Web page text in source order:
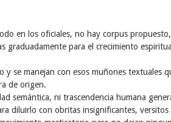
en los oficiales, no hay corpus propuesto,
graduadamente para el crecimiento
y se manejan con esos muñones textuales
de origen.
semántica, ni trascendencia humana
diluirlo con obritas insignificantes, versitos